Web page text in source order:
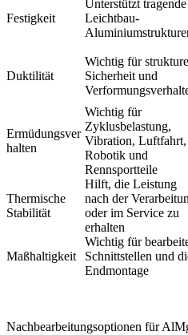
Festigkeit
Unterstützt tragende
Leichtbau-
Duktilität
Wichtig für
Sicherheit und
Ermüdungsver
halten
Wichtig für
Zyklusbelastung,
Vibration, Luftfahrt,
Robotik und
Rennsportteile
Thermische
Stabilität
Hilft, die Leistung
nach der
oder im Service zu
erhalten
Maßhaltigkeit
Wichtig für
Schnittstellen und
Endmontage
Nachbearbeitungsoptionen für